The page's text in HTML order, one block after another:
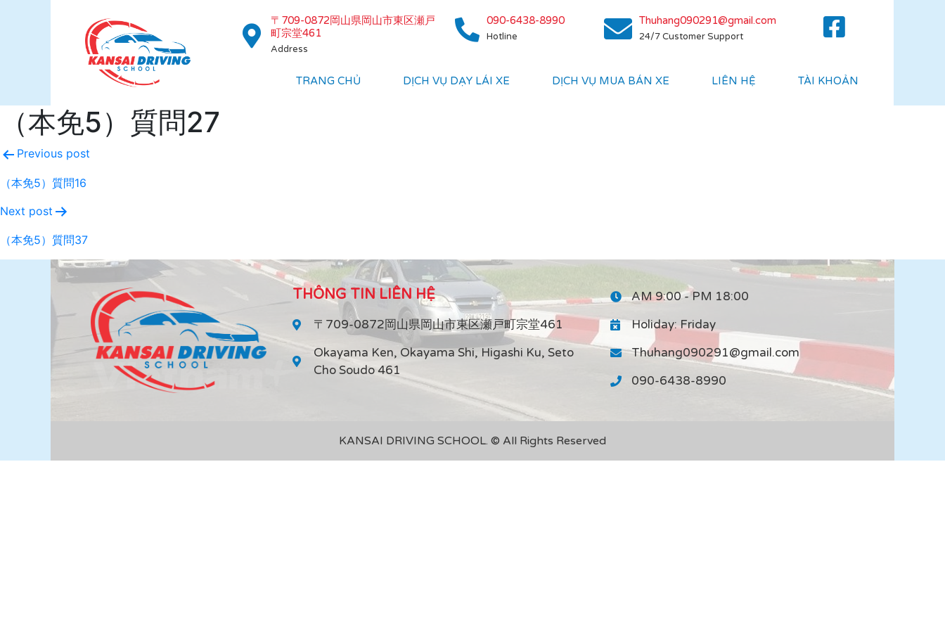
〒709-0872岡山県岡山市東区瀬戸
町宗堂461
Address
090-6438-8990
Hotline
Thuhang090291@gmail.com
24/7 Customer Support
TRANG CHỦ DỊCH VỤ DẠY LÁI XE DỊCH VỤ MUA BÁN XE LIÊN HỆ TÀI KHOẢN
（本免5）質問27
Previous post
（本免5）質問16
Next post
（本免5）質問37
THÔNG TIN LIÊN HỆ
〒709-0872岡山県岡山市東区瀬戸町宗堂461
Okayama Ken, Okayama Shi, Higashi Ku, Seto
Cho Soudo 461
AM 9:00 - PM 18:00
Holiday: Friday
Thuhang090291@gmail.com
090-6438-8990
KANSAI DRIVING SCHOOL. © All Rights Reserved